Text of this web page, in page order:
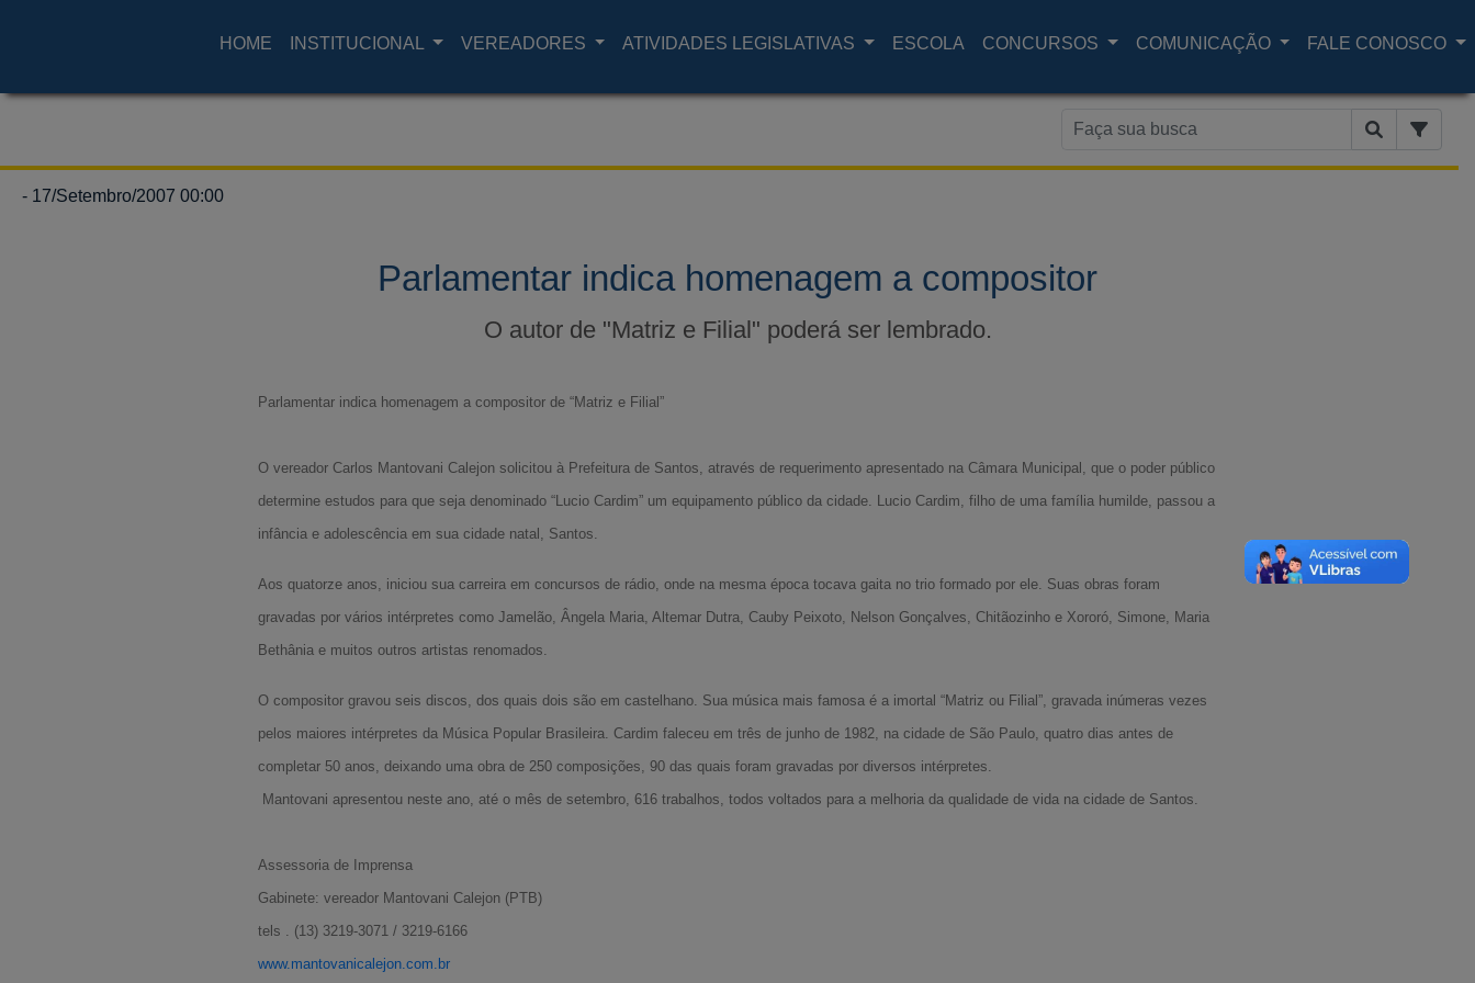
HOME INSTITUCIONAL VEREADORES ATIVIDADES LEGISLATIVAS ESCOLA CONCURSOS COMUNICAÇÃO FALE CONOSCO
- 17/Setembro/2007 00:00
Parlamentar indica homenagem a compositor
O autor de "Matriz e Filial" poderá ser lembrado.
Parlamentar indica homenagem a compositor de “Matriz e Filial”
O vereador Carlos Mantovani Calejon solicitou à Prefeitura de Santos, através de requerimento apresentado na Câmara Municipal, que o poder público
determine estudos para que seja denominado “Lucio Cardim” um equipamento público da cidade. Lucio Cardim, filho de uma família humilde, passou a
infância e adolescência em sua cidade natal, Santos.
Aos quatorze anos, iniciou sua carreira em concursos de rádio, onde na mesma época tocava gaita no trio formado por ele. Suas obras foram
gravadas por vários intérpretes como Jamelão, Ângela Maria, Altemar Dutra, Cauby Peixoto, Nelson Gonçalves, Chitãozinho e Xororó, Simone, Maria
Bethânia e muitos outros artistas renomados.
O compositor gravou seis discos, dos quais dois são em castelhano. Sua música mais famosa é a imortal “Matriz ou Filial”, gravada inúmeras vezes
pelos maiores intérpretes da Música Popular Brasileira. Cardim faleceu em três de junho de 1982, na cidade de São Paulo, quatro dias antes de
completar 50 anos, deixando uma obra de 250 composições, 90 das quais foram gravadas por diversos intérpretes.
Mantovani apresentou neste ano, até o mês de setembro, 616 trabalhos, todos voltados para a melhoria da qualidade de vida na cidade de Santos.
Assessoria de Imprensa
Gabinete: vereador Mantovani Calejon (PTB)
tels . (13) 3219-3071 / 3219-6166
www.mantovanicalejon.com.br